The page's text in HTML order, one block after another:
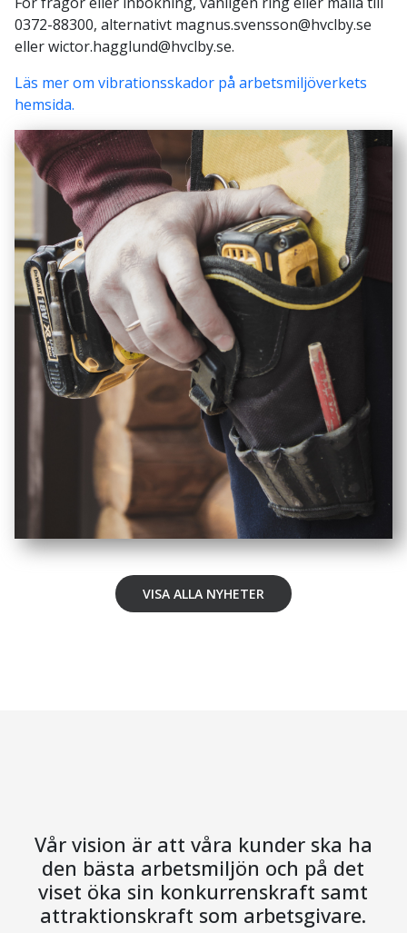
0372-88300, alternativt magnus.svensson@hvclby.se
eller wictor.hagglund@hvclby.se.
Läs mer om vibrationsskador på arbetsmiljöverkets
hemsida.
VISA ALLA NYHETER
Vår vision är att våra kunder ska ha
den bästa arbetsmiljön och på det
viset öka sin konkurrenskraft samt
attraktionskraft som arbetsgivare.